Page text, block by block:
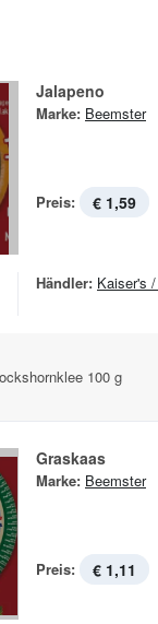
Jalapeno
Marke: Beemster
Preis: € 1,59
Händler: Kaiser's
100 g
Graskaas
Marke: Beemster
Preis: € 1,11